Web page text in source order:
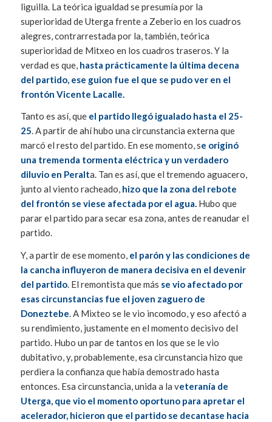
liguilla. La teórica igualdad se presumía por la
superioridad de Uterga frente a Zeberio en los cuadros
alegres, contrarrestada por la, también, teórica
superioridad de Mitxeo en los cuadros traseros. Y la
verdad es que, hasta prácticamente la última decena
del partido, ese guion fue el que se pudo ver en el
frontón Vicente Lacalle.
Tanto es así, que el partido llegó igualado hasta el 25-
25. A partir de ahí hubo una circunstancia externa que
marcó el resto del partido. En ese momento, se originó
una tremenda tormenta eléctrica y un verdadero
diluvio en Peralta. Tan es así, que el tremendo aguacero,
junto al viento racheado, hizo que la zona del rebote
del frontón se viese afectada por el agua. Hubo que
parar el partido para secar esa zona, antes de reanudar el
partido.
Y, a partir de ese momento, el parón y las condiciones de
la cancha influyeron de manera decisiva en el devenir
del partido. El remontista que más se vio afectado por
esas circunstancias fue el joven zaguero de
Doneztebe. A Mixteo se le vio incomodo, y eso afectó a
su rendimiento, justamente en el momento decisivo del
partido. Hubo un par de tantos en los que se le vio
dubitativo, y, probablemente, esa circunstancia hizo que
perdiera la confianza que había demostrado hasta
entonces. Esa circunstancia, unida a la veteranía de
Uterga, que vio el momento oportuno para apretar el
acelerador, hicieron que el partido se decantase hacia